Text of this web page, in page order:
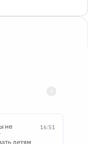
16:51
не